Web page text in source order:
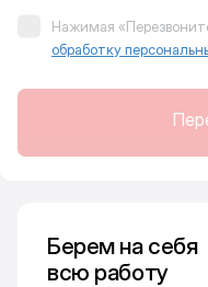
Нажимая
обработку
Берем на себя
всю работу